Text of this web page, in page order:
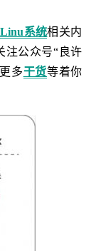
Linu系统相关内
注公众号“良许
多干货等着你